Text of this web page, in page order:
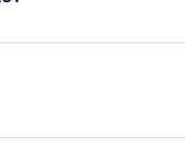
para iOS, Android e
pode cancelar a
.